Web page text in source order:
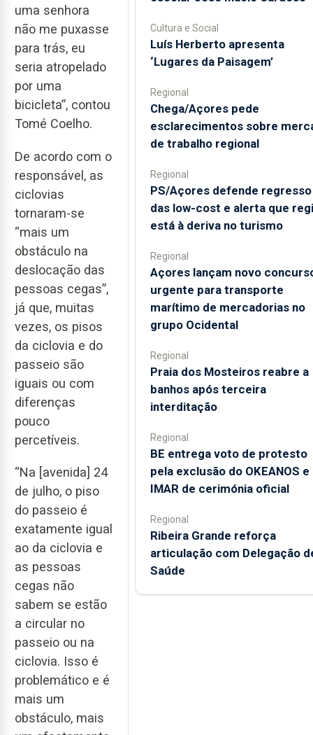
uma senhora
não me puxasse
para trás, eu
seria atropelado
por uma
bicicleta”, contou
Tomé Coelho.
De acordo com o
responsável, as
ciclovias
tornaram-se
“mais um
obstáculo na
deslocação das
pessoas cegas”,
já que, muitas
vezes, os pisos
da ciclovia e do
passeio são
iguais ou com
diferenças
pouco
percetíveis.
“Na [avenida] 24
de julho, o piso
do passeio é
exatamente igual
ao da ciclovia e
as pessoas
cegas não
sabem se estão
a circular no
passeio ou na
ciclovia. Isso é
problemático e é
mais um
obstáculo, mais
Cultura e Social
Luís Herberto apresenta
‘Lugares da Paisagem’
Regional
Chega/Açores pede
esclarecimentos sobre
de trabalho regional
Regional
PS/Açores defende regresso
das low-cost e alerta que
está à deriva no turismo
Regional
Açores lançam novo
urgente para transporte
marítimo de mercadorias no
grupo Ocidental
Regional
Praia dos Mosteiros reabre a
banhos após terceira
interditação
Regional
BE entrega voto de protesto
pela exclusão do OKEANOS e
IMAR de cerimónia oficial
Regional
Ribeira Grande reforça
articulação com Delegação
Saúde